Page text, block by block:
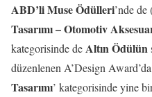
ABD’li Muse Ödülleri’nde
Tasarımı – Otomotiv
kategorisinde de Altın Ödülün
düzenlenen A’Design Award’da
Tasarımı’ kategorisinde yine